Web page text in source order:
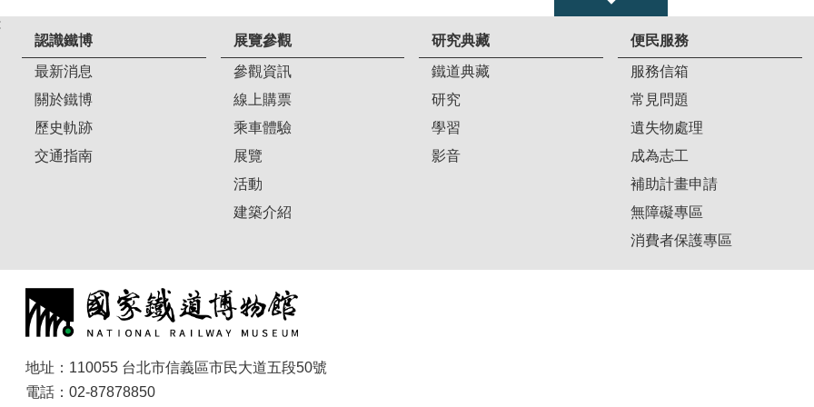
認識鐵博
最新消息
關於鐵博
歷史軌跡
交通指南
展覽參觀
參觀資訊
線上購票
乘車體驗
展覽
活動
建築介紹
研究典藏
鐵道典藏
研究
學習
影音
便民服務
服務信箱
常見問題
遺失物處理
成為志工
補助計畫申請
無障礙專區
消費者保護專區
地址：110055 台北市信義區市民大道五段50號
電話：02-87878850